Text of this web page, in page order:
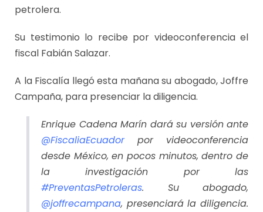
petrolera.
Su testimonio lo recibe por videoconferencia el
fiscal Fabián Salazar.
A la Fiscalía llegó esta mañana su abogado, Joffre
Campaña, para presenciar la diligencia.
Enrique Cadena Marín dará su versión ante
@FiscaliaEcuadorpor videoconferencia
desde México, en pocos minutos, dentro de
la investigación por las
#PreventasPetroleras. Su abogado,
@joffrecampana, presenciará la diligencia.